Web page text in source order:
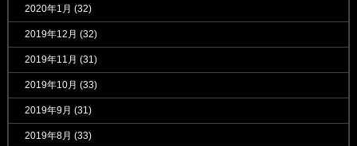
2020年1月 (32)
2019年12月 (32)
2019年11月 (31)
2019年10月 (33)
2019年9月 (31)
2019年8月 (33)